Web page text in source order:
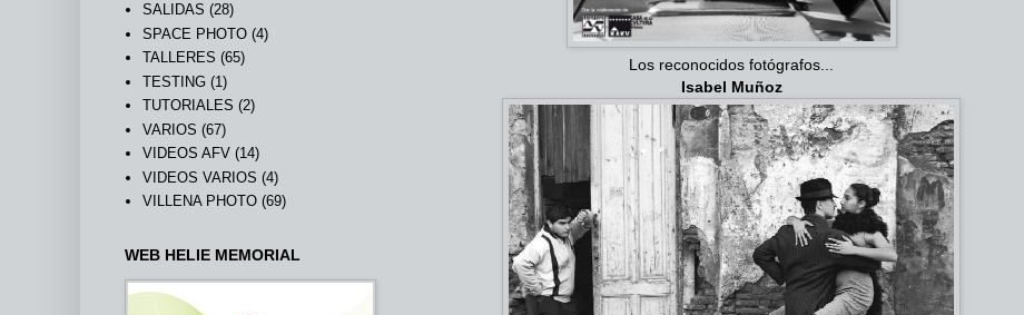
Los reconocidos fotógrafos...
Isabel Muñoz
SALIDAS (28)
SPACE PHOTO (4)
TALLERES (65)
TESTING (1)
TUTORIALES (2)
VARIOS (67)
VIDEOS AFV (14)
VIDEOS VARIOS (4)
VILLENA PHOTO (69)
WEB HELIE MEMORIAL